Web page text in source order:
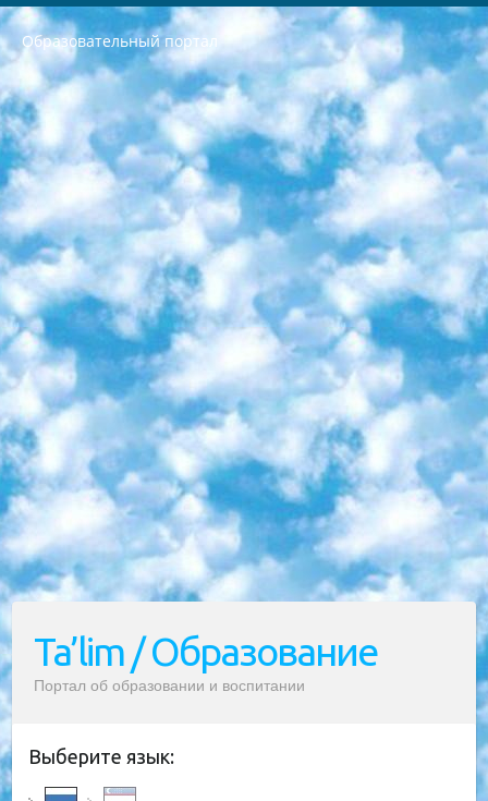
Образовательный портал
РЕСПУБЛИКА УЗБЕКИСТАН МИНИСТРЕРСТВО ДОШКОЛЬНОГО И ШКОЛЬНОГО ОБРАЗОВАНИЯ КОМАНДА в общеобразовательных учреждениях в 2023-2024 учебном году организация и проведение итоговой государственной аттестации обучающихся о Министра дошкольного и школьного образования Республики Узбекистан от 4 марта 2008 года (постановлением Минюста от 20 марта 2008 года № 1778 государственной регистрации) «Итоговое состояние учащихся общего среднего образования на основании положения об утверждении положения об аттестации общего среднего образования выпускной экзамен студентов в образовательных учреждениях в 2023-2024 учебном году В целях организации и прохождения аттестации приказываю: 1. Следующее: перечень предметов, по которым будет проводиться итоговая государственная аттестация и экзамен формы перевода согласно приложению 1; сертификаты международного образца, оценивающие уровень владения иностранными языками перечень согласно приложению 2; 2. Педагогический при специализированных образовательных учреждениях. научно-практический центр квалификации и международной оценки (Д.Давидова) 2024 г. До 25 марта: задания по предметам, по которым будет проводиться итоговая аттестация разработка и утверждение технических условий; итоговая аттестация на основании разработанного предметного задания разработка вопросов по предметам (устно и письменно), экзамен передача; общеобразовательные средние школы и специальные учебные заведения учащиеся выпускных классов школ и интернатов в агентской системе подготовка базы данных экзаменационных материалов и критериев оценки; перевод базы экзаменационных материалов на все языки обучения подать в Республиканский образовательный центр для изготовления; варианты экзаменов на основе разработанных контрольных материалов пусть будут поставлены задачи формирования. 3. Республиканский образовательный центр (Ш.Худайкулов) до 5 апреля 2024 года. до: база данных предоставленных экзаменационных материалов на все языки обучения перевод и экспертиза; для слепых, слабовидящих, глухих, слабослышащих и умственно отсталых детей учащиеся выпускных классов специализированных школ и школ-интернатов база данных экзаменационных материалов на всех преподаваемых языках подготовка критериев оценки; специализированные школы для умственно отсталых детей и технологии для учащихся выпускных классов школ-интернатов разработка соответствующих рекомендаций и критериев проведения ЕГЭ по естествознанию давать задания. 4. Педагогический при специализированных образовательных учреждениях. Научно-практический центр навыков и международной оценки (Д.Давидова), Республика образовательный центр (Худайкулов Ш.) итоговый государственный аттестационный экзамен ориентирован на творческое и логическое мышление при подготовке базы материалов учитывать введение заданий. 5. Следует отметить, что: сертификат государственного образца о знании общеобразовательного предмета и как минимум национальный уровень B1 по предметам на иностранных языках, указанным в Приложении 2. или международно признанный сертификат эквивалентного уровня студенты, изучающие определенный предмет, освобождаются от экзамена; по соответствующим предметам запланирована итоговая государственная аттестация за день до дня, путем жеребьевки Рабочей группой (в письменной форме по предметам, проводимым в форме) из числа сформированных вариантов выбрано 2 варианта; 2 выбранных варианта экзамена анонсированы на официальном сайте министерства и все выпускники по всей стране на основе этих вариантов проводит итоговую государственную аттестацию. 6. Государственное образование учащихся средних общеобразовательных учреждений. знания в соответствии с квалификационными требованиями, которые необходимо приобрести на основании стандартов итоговый (выпускной) контроль для 9 и 11 классов в целях тестирования Экзамены (далее – экзамены) состоят из предметов, перечисленных в приложении 1. будет сделано. 7. Экзамены пройдут с 26 мая по 15 июня 2024 г. (кроме науки физического воспитания). 8. Физическая для учащихся 9 классов общесредних образовательных учреждений. Экзамены по предмету «Образование, квалификация медицина» 1-6 мая 2024 года. сотрудники перевести под присмотр (с отклонениями в физическом или умственном развитии) специализированная школа для детей, школы-интернаты и со сколиозом школы-интернаты санаторного типа для больных детей исключены). 9. Он был слепым, слабовидящим и имел нарушения опорно-двигательного аппарата. экзамены в специализированных школах и интернатах для детей должны проводиться исходя из требований, предъявляемых к общеобразовательным учреждениям (физкультура кроме науки). 10. Специализированная школа для глухих и слабослышащих детей. и экзамены в интернатах и быть реализован в виде письменного теста по математике. 11. Специальность для умственно отсталых детей. Для 9 класса Родной язык и литературное письмо Государственный язык (язык обучения – узбекский). для неклассов) написано Математическое письмо Письменная/устная история Узбекистана Физическое воспитание практично Итоговый контроль Для 11 класса Написание родного языка и литературы (эссе) Математическое письмо Узбекский язык (обучение на узбекском языке) не посещающее общее среднее образование для учреждений)/Образовательное учреждение выбор письменный и устный Иностранный язык письменный/устный Письменная/устная история Узбекистана *По выбору студента:  Химия  Физика  Основы государственного права  География 10 бесплатных образовательных ресурсов - Мы составили подборку онлайн-проектов с интерактивными упражнениями, видеолекциями и статьями. Они помогут вам обрести новые и освежить старые знания бесплатно. 1. «ИНТУИТ» Старейшая образовательная площадка Рунета. Здесь вы найдёте сотни текстовых и видеокурсов на десятки различных тем — от программирования до психологии. Многие курсы подготовлены российскими университетами и крупными международными компаниями вроде Intel и Microsoft. Самостоятельное обучение бесплатное, но желающие могут оплатить услуги персональных наставников. 2. «Смартия» знакомит с актуальными профессиями и подсказывает, как им обучаться. Выбрав заинтересовавшую вас специальность — SMM-специалист, фотограф, веб-дизайнер или другую, — увидите список необходимых для неё умений. Чтобы вы могли освоить их самостоятельно, для каждого умения площадка отображает подборку ссылок на учебные материалы. Хотя «Смартия» ориентируется на русскоязычную аудиторию, часть контента всё же доступна только на английском. 3. «Лекторий Физтеха» Проект Московского физико-технического института (Физтеха). С его помощью вы можете смотреть онлайн серии лекций, записанные на видео в этом вузе. В числе доступных предметов — физика, биология, химия, информационные технологии и другие. К некоторым лекциям администрация ресурса прилагает готовые конспекты, которые можно скачивать в PDF-формате. 4. ITMOcourses Онлайн-площадка Санкт-Петербургского национального исследовательского университета информационных технологий, механики и оптики (ИТМО). Ресурс предоставляет свободный доступ к курсам, разработанным в этом вузе. Каталог материалов разбит на четыре категории: «Оптические системы и технологии», «Приборостроение и робототехника», «Информационные технологии» и «Биотехнологии». Курсы состоят из видеолекций, интерактивных демонстраций и заданий. 5. «КиберЛенинка» Электронная научная библиотека открытого доступа. Каталог площадки регулярно обрастает текстами статей из различных научных изданий. Сгруппированные по журналам и рубрикам публикации можно читать онлайн или скачивать целиком в PDF-формате. Проект нацелен на популяризацию науки за счёт открытого доступа к качественной информации. 6. «ПостНаука» На этом ресурсе публикуют подборки видеолекций, составленные экспертами из разных отраслей и объединённые общими темами. Среди них, к примеру, есть серии «Биоинформатика и геномика», «Культура средневековой Скандинавии» и Cinema Studies о теории кино. Каждая подборка лекций — логически связанная история, рассказанная экспертом от первого лица. Кроме того, на сайте появляются научно-образовательные статьи и тесты на разные темы. 7. «Newочём» Команда проекта «Newочём» отбирает самые интересные тексты из англоязычных СМИ и переводит те из них, за которые голосуют участники сообщества «ВКонтакте». По большей части это научно-популярные статьи. Редакторы придумывают лишь заголовки, в остальном содержание переводов соответствует оригиналам. Полные тексты можно читать прямо в социальной сети. 8. InternetUrok Онлайн-база материалов по основным дисциплинам школьной программы. Информация на сайте структурирована по классам, предметам и темам (урокам). Каждый урок состоит из видеолекций и конспектов. Есть также интерактивные тренажёры и тесты для закрепления пройденного материала. Даже если вы давно окончили школу, возможность повторить программу старших классов всегда может пригодиться. 9. Edutainme Ещё один ресурс об образовании. В отличие от Newtonew, как мне кажется, Edutainme больше ориентируется на представителей индустрии: педагогов, предпринимателей, разработчиков образовательных проектов. Но и любой, кто просто стремится к саморазвитию, найдёт на сайте много полезного и интересного для себя. Например, информацию о новых курсах и образовательных сервисах. 10. Newtonew Онлайн-медиа об образовании и обучении в широком смысле. Авторы Newtonew пишут об инструментах, заведениях, тактиках и стратегиях, которые помогают учить других и получать новые знания самостоятельно. На этой площадке вы найдёте новости, обзоры, аналитические мат
Ta’lim / Образование
Портал об образовании и воспитании
Выберите язык: